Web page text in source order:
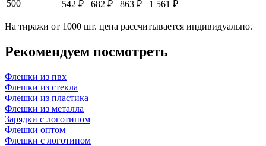
500
542 ₽ 682 ₽ 863 ₽ 1 561 ₽
На тиражи от 1000 шт. цена рассчитывается индивидуально.
Рекомендуем посмотреть
Флешки из пвх
Флешки из стекла
Флешки из пластика
Флешки из металла
Зарядки с логотипом
Флешки оптом
Флешки с логотипом